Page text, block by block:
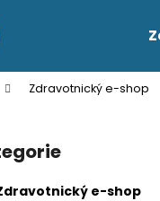
Zdravotnický e-shop
e-shop